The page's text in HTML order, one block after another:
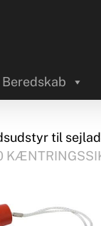
Beredskab
til